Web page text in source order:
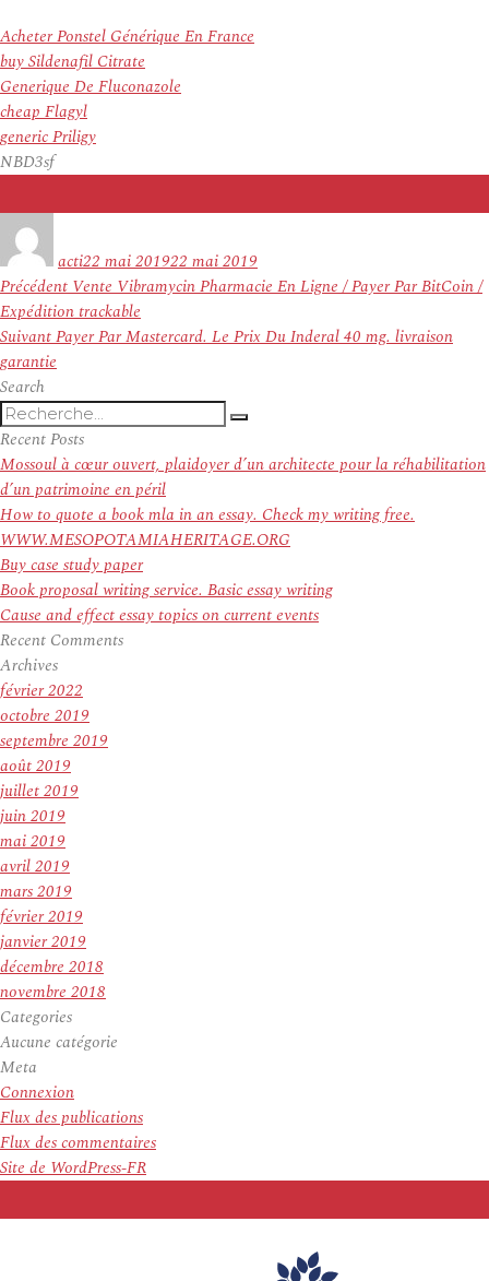
Acheter Ponstel Générique En France
buy Sildenafil Citrate
Generique De Fluconazole
cheap Flagyl
generic Priligy
NBD3sf
actile
22 mai 201922 mai 2019
Navigation
de
l’article
Précédent Article
précédent :
Vente Vibramycin Pharmacie En Ligne / Payer Par BitCoin /
Expédition trackable
SuivantArticle
suivant :
Payer Par Mastercard. Le Prix Du Inderal 40 mg. livraison
garantie
Search
Recherche
pour
:
Recherche
Recent Posts
Mossoul à cœur ouvert, plaidoyer d’un architecte pour la réhabilitation
d’un patrimoine en péril
How to quote a book mla in an essay. Check my writing free.
WWW.MESOPOTAMIAHERITAGE.ORG
Buy case study paper
Book proposal writing service. Basic essay writing
Cause and effect essay topics on current events
Recent Comments
Archives
février 2022
octobre 2019
septembre 2019
août 2019
juillet 2019
juin 2019
mai 2019
avril 2019
mars 2019
février 2019
janvier 2019
décembre 2018
novembre 2018
Categories
Aucune catégorie
Meta
Connexion
Flux des publications
Flux des commentaires
Site de WordPress-FR